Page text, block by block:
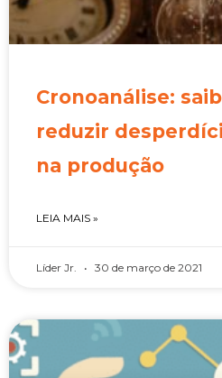
Cronoanálise:
reduzir
na produção
LEIA MAIS »
Líder Jr. 30 de março de 2021